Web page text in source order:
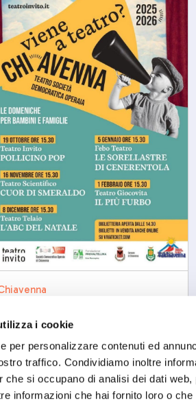
i cookie
per personalizzare contenuti ed
traffico. Condividiamo inoltre
che si occupano di analisi dei dati
informazioni che hai fornito loro o
mar, 08/12/2026